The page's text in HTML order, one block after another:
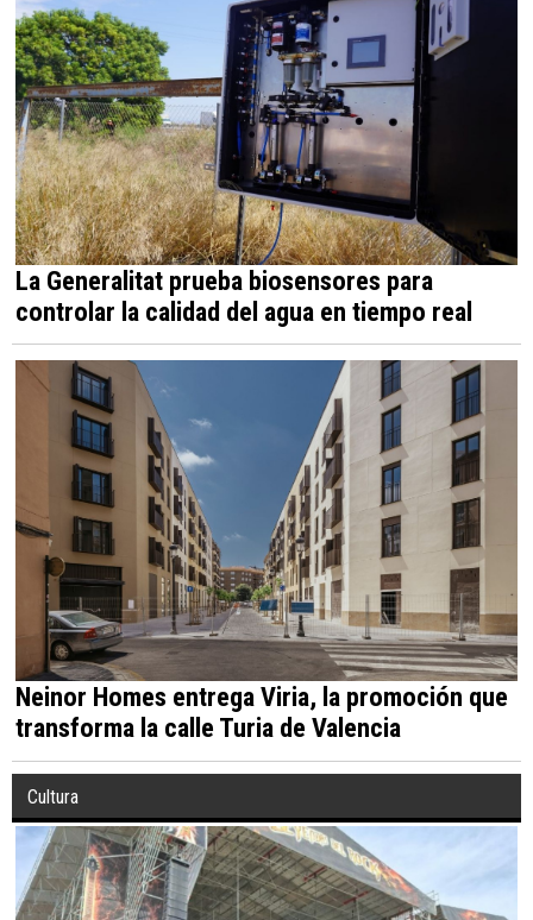
La Generalitat prueba biosensores para
controlar la calidad del agua en tiempo real
Neinor Homes entrega Viria, la promoción que
transforma la calle Turia de Valencia
Cultura